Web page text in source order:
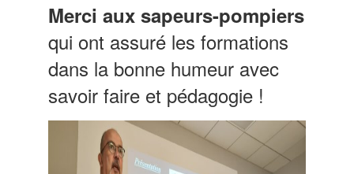
Merci aux sapeurs-pompiers
qui ont assuré les formations
dans la bonne humeur avec
savoir faire et pédagogie !